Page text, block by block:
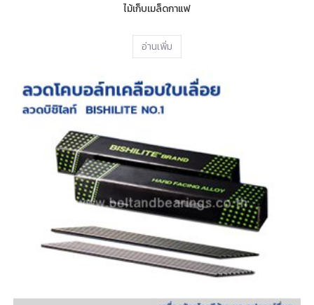
ไม้เก็บเมล็ดกาแฟ
อ่านเพิ่ม